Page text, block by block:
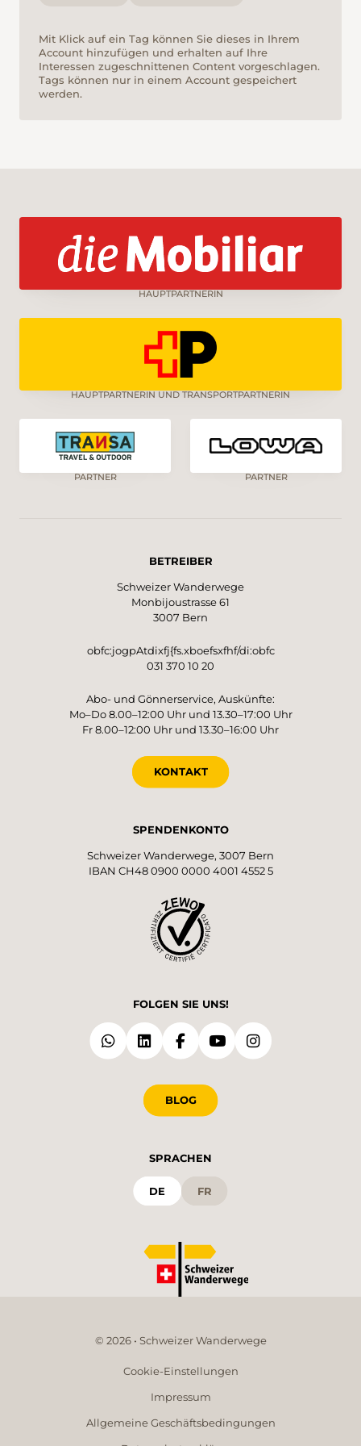
Mit Klick auf ein Tag können Sie dieses in Ihrem
Account hinzufügen und erhalten auf Ihre
Interessen zugeschnittenen Content vorgeschlagen.
Tags können nur in einem Account gespeichert
werden.
HAUPTPARTNERIN
HAUPTPARTNERIN UND TRANSPORTPARTNERIN
PARTNER PARTNER
BETREIBER
Schweizer Wanderwege
Monbijoustrasse 61
3007 Bern
obfc:jogpAtdixfj{fs.xboefsxfhf/di:obfc
031 370 10 20
Abo- und Gönnerservice, Auskünfte:
Mo–Do 8.00–12:00 Uhr und 13.30–17:00 Uhr
Fr 8.00–12:00 Uhr und 13.30–16:00 Uhr
KONTAKT
SPENDENKONTO
Schweizer Wanderwege, 3007 Bern
IBAN CH48 0900 0000 4001 4552 5
FOLGEN SIE UNS!
BLOG
SPRACHEN
DE FR
© 2026 • Schweizer Wanderwege
Cookie-Einstellungen
Impressum
Allgemeine Geschäftsbedingungen